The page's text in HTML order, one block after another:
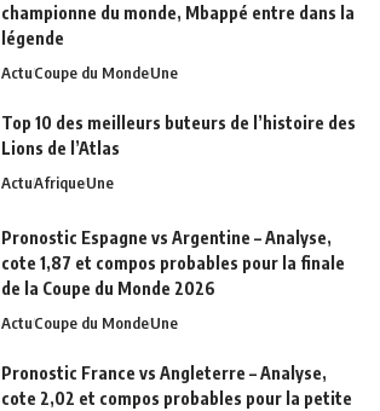
championne du monde, Mbappé entre dans la
légende
ActuCoupe du MondeUne
Top 10 des meilleurs buteurs de l’histoire des
Lions de l’Atlas
ActuAfriqueUne
Pronostic Espagne vs Argentine – Analyse,
cote 1,87 et compos probables pour la finale
de la Coupe du Monde 2026
ActuCoupe du MondeUne
Pronostic France vs Angleterre – Analyse,
cote 2,02 et compos probables pour la petite